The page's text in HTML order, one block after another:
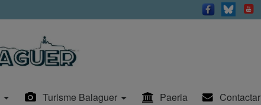
Turisme Balaguer Paeria Contactar